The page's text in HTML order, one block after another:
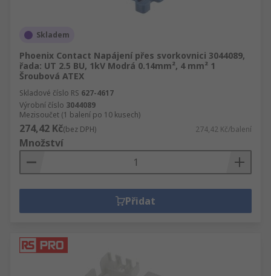
Skladem
Phoenix Contact Napájení přes svorkovnici 3044089,
řada: UT 2.5 BU, 1kV Modrá 0.14mm², 4 mm² 1
Šroubová ATEX
Skladové číslo RS 627-4617
Výrobní číslo 3044089
Mezisoučet (1 balení po 10 kusech)
274,42 Kč(bez DPH) 274,42 Kč/balení
Množství
Přidat